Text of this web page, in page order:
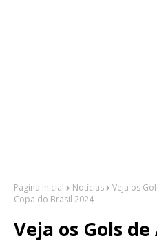
Página inicial Notícias
Veja os
Copa do Brasil 2024
Veja os Gols